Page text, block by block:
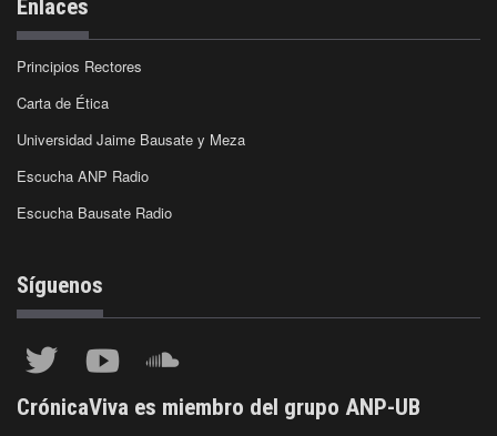
Enlaces
Principios Rectores
Carta de Ética
Universidad Jaime Bausate y Meza
Escucha ANP Radio
Escucha Bausate Radio
Síguenos
CrónicaViva es miembro del grupo ANP-UB